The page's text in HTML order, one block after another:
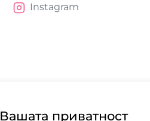
Вашата приватност
Instagram